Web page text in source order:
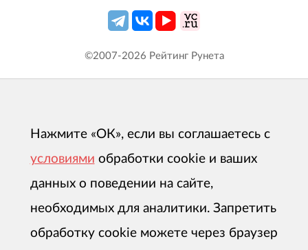
©2007-2026 Рейтинг Рунета
Нажмите «ОК», если вы соглашаетесь с
условиями обработки cookie и ваших
данных о поведении на сайте,
необходимых для аналитики. Запретить
обработку cookie можете через браузер